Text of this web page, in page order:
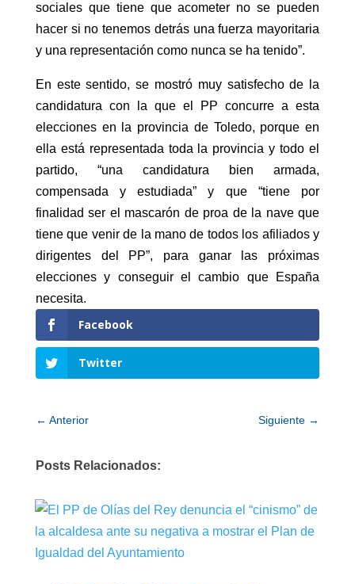
sociales que tiene que acometer no se pueden
hacer si no tenemos detrás una fuerza mayoritaria
y una representación como nunca se ha tenido”.
En este sentido, se mostró muy satisfecho de la
candidatura con la que el PP concurre a esta
elecciones en la provincia de Toledo, porque en
ella está representada toda la provincia y todo el
partido, “una candidatura bien armada,
compensada y estudiada” y que “tiene por
finalidad ser el mascarón de proa de la nave que
tiene que venir de la mano de todos los afiliados y
dirigentes del PP”, para ganar las próximas
elecciones y conseguir el cambio que España
necesita.
Facebook
Twitter
← Anterior Siguiente →
Posts Relacionados: